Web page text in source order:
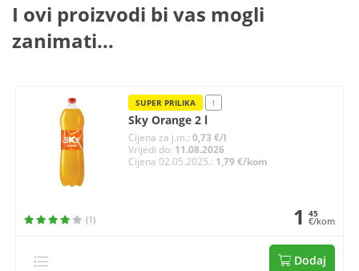
I ovi proizvodi bi vas mogli
zanimati...
SUPER PRILIKA !
Sky Orange 2 l
Cijena za j.m.:0,73 €/l
Vrijedi do: 11.08.2026
Cijena 02.05.2025.: 1,79 €/kom
(1) 1 45
€/kom
Dodaj